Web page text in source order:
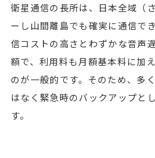
衛星通信の長所は、日本全域（
ーし山間離島でも確実に通信で
信コストの高さとわずかな音声
額で、利用料も月額基本料に加
のが一般的です。そのため、多
はなく緊急時のバックアップと
す。